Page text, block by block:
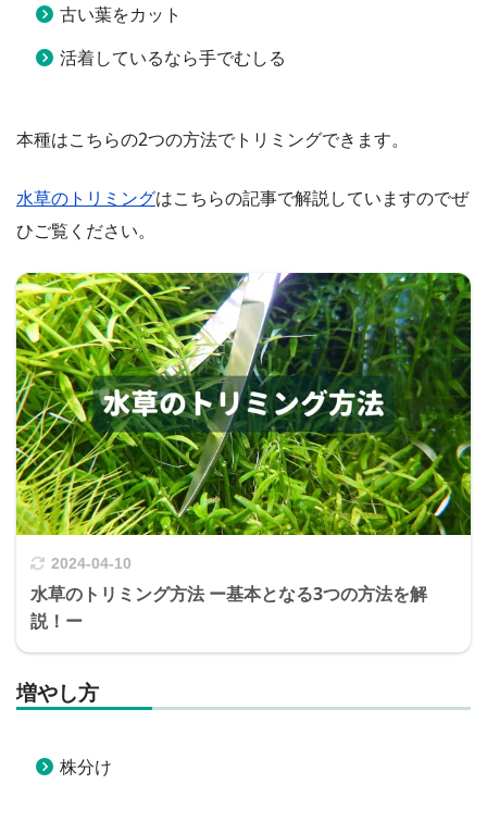
古い葉をカット
活着しているなら手でむしる
本種はこちらの2つの方法でトリミングできます。
水草のトリミングはこちらの記事で解説していますのでぜ
ひご覧ください。
2024-04-10
水草のトリミング方法 ー基本となる3つの方法を解
説！ー
増やし方
株分け